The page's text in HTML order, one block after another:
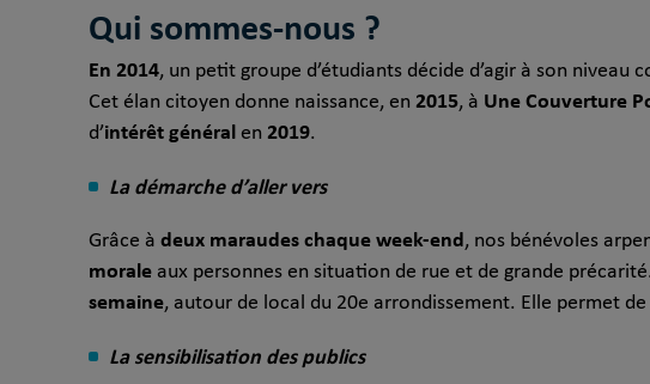
Qui sommes-nous ?
En 2014, un petit groupe d’étudiants décide d’agir à son niveau
Cet élan citoyen donne naissance, en 2015, à Une Couverture
d’intérêt général en 2019.
La démarche d’aller vers
Grâce à deux maraudes chaque week-end, nos bénévoles
morale aux personnes en situation de rue et de grande
semaine, autour de local du 20e arrondissement. Elle permet
La sensibilisation des publics